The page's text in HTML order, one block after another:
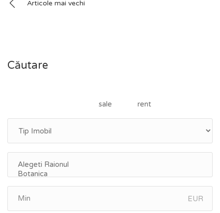
Navigare
Articole mai vechi
Căutare
sale rent
EUR